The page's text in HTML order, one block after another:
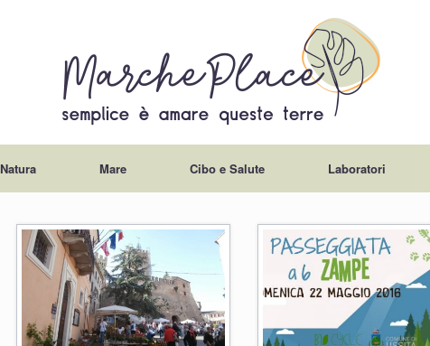
Natura Mare Cibo e Salute Laboratori